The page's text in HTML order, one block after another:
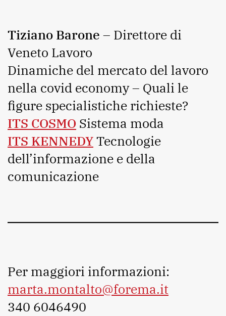
Tiziano Barone – Direttore di
Veneto Lavoro
Dinamiche del mercato del lavoro
nella covid economy – Quali le
figure specialistiche richieste?
ITS COSMO Sistema moda
ITS KENNEDYTecnologie
dell’informazione e della
comunicazione
Per maggiori informazioni:
marta.montalto@forema.it
340 6046490